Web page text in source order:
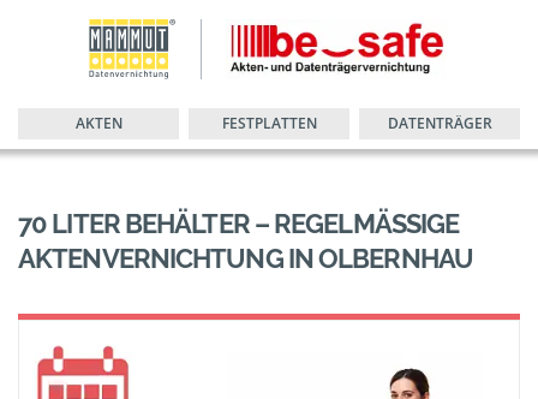
AKTEN FESTPLATTEN DATENTRÄGER
70 LITER BEHÄLTER – REGELMÄSSIGE A
KTENVERNICHTUNG IN OLBERNHAU